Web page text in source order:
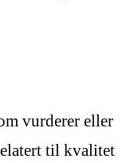
vurderer eller
til kvalitet